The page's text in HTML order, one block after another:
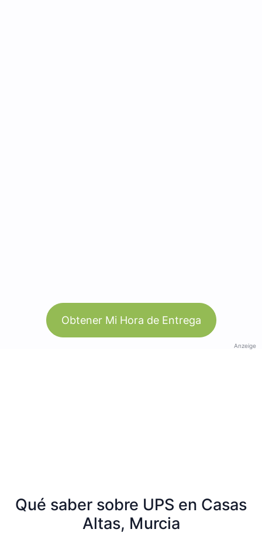
Obtener Mi Hora de Entrega
Anzeige
Qué saber sobre UPS en Casas
Altas, Murcia